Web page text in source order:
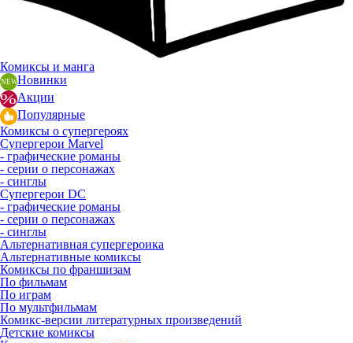
Комиксы и манга
Новинки
Акции
Популярные
Комиксы о супергероях
Супергерои Marvel
- графические романы
- серии о персонажах
- синглы
Супергерои DC
- графические романы
- серии о персонажах
- синглы
Альтернативная супергероика
Альтернативные комиксы
Комиксы по франшизам
По фильмам
По играм
По мультфильмам
Комикс-версии литературных произведений
Детские комиксы